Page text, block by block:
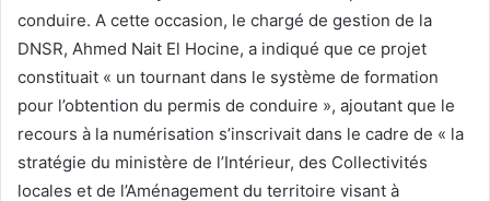
conduire. A cette occasion, le chargé de gestion de la
DNSR, Ahmed Nait El Hocine, a indiqué que ce projet
constituait « un tournant dans le système de formation
pour l’obtention du permis de conduire », ajoutant que le
recours à la numérisation s’inscrivait dans le cadre de « la
stratégie du ministère de l’Intérieur, des Collectivités
locales et de l’Aménagement du territoire visant à